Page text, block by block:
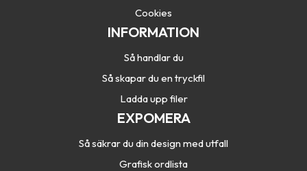
Cookies
INFORMATION
Så handlar du
Så skapar du en tryckfil
Ladda upp filer
EXPOMERA
Så säkrar du din design med utfall
Grafisk ordlista